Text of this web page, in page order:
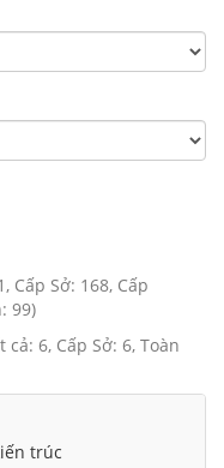
Cấp Sở: 168, Cấp
99)
cả: 6, Cấp Sở: 6, Toàn
trúc